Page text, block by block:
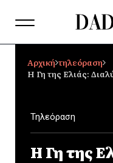
Αρχική τηλεόραση
Η Γη της Ελιάς:
Τηλεόραση
Η Γη της